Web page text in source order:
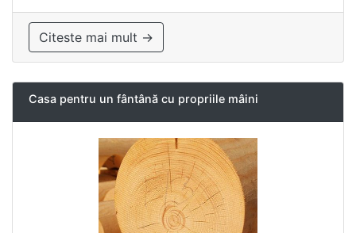
Citeste mai mult →
Casa pentru un fântână cu propriile mâini